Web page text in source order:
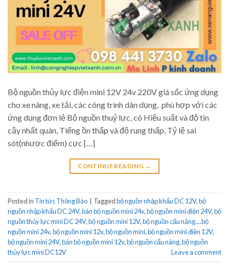
Bộ nguồn thủy lực điện mini 12V 24v 220V giá sốc ứng dụng
cho xe nâng, xe tải, các công trình dân dụng, phù hợp với các
ứng dụng đơn lẻ Bộ nguồn thuỷ lực, có Hiệu suất và độ tin
cậy nhất quán, Tiếng ồn thấp và độ rung thấp, Tỷ lệ sai
sót(nhược điểm) cực […]
CONTINUE READING →
Posted in Tin tức Thông Báo Taggedbộ nguồn nhập khẩu DC 12V,bộ
nguồn nhập khẩu DC 24V,bán bộ nguồn mini 24v,bộ nguồn mini điện 24V,bộ
nguồn thủy lực mini DC 24V,bộ nguồn mini 12V,bộ nguồn cẩu nâng....bộ
nguồn mini 24v,bộ nguồn mini 12v,bộ nguồn mini,bộ nguồn mini điện 12V,
bộ nguồn mini 24V,bán bộ nguồn mini 12v,bộ nguồn cẩu nâng,bộ nguồn
thủy lực mini DC12V
Leave a comment